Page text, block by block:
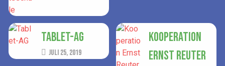
Tablet-AG
Juli 25, 2019
Kooperation
Ernst Reuter